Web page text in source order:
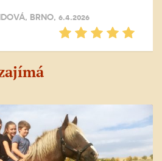
BRNO, 6.4.2026